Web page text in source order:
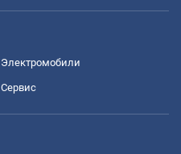
Электромобили
Сервис